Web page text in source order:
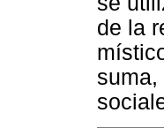
de la
suma,